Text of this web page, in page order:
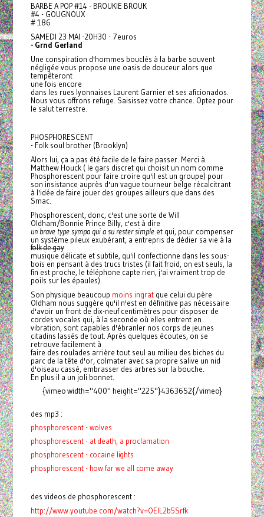
BARBE A POP #14 - BROUKIE BROUK
#4 - GOUGNOUX
# 186
SAMEDI 23 MAI -20H30 - 7euros
- Grnd Gerland
Une conspiration d'hommes bouclés à la barbe souvent
négligée vous propose une oasis de douceur alors que
tempêteront
une fois encore
dans les rues lyonnaises Laurent Garnier et ses aficionados.
Nous vous offrons refuge. Saisissez votre chance. Optez pour
le salut terrestre.
PHOSPHORESCENT
- Folk soul brother (Brooklyn)
Alors lui, ça a pas été facile de le faire passer. Merci à
Matthew Houck ( le gars discret qui choisit un nom comme
Phosphorescent pour faire croire qu'il est un groupe) pour
son insistance auprès d'un vague tourneur belge récalcitrant
à l'idée de faire jouer des groupes ailleurs que dans des
Smac.
Phosphorescent, donc, c'est une sorte de Will
Oldham/Bonnie Prince Billy, c'est à dire
un brave type sympa qui a su rester simpleet qui, pour compenser
un système pileux exubérant, a entrepris de dédier sa vie à la
folk de gay
musique délicate et subtile, qu'il confectionne dans les sous-
bois en pensant à des trucs tristes (il fait froid, on est seuls, la
fin est proche, le téléphone capte rien, j'ai vraiment trop de
poils sur les épaules).
Son physique beaucoup moins ingratque celui du père
Oldham nous suggère qu'il n'est en définitive pas nécessaire
d'avoir un front de dix-neuf centimètres pour disposer de
cordes vocales qui, à la seconde où elles entrent en
vibration, sont capables d'ébranler nos corps de jeunes
citadins lassés de tout. Après quelques écoutes, on se
retrouve facilement à
faire des roulades arrière tout seul au milieu des biches du
parc de la tête d'or, colmater avec sa propre salive un nid
d'oiseau cassé, embrasser des arbres sur la bouche.
En plus il a un joli bonnet.
{vimeo width="400" height="225"}4363652{/vimeo}
des mp3 :
phosphorescent - wolves
phosphorescent - at death, a proclamation
phosphorescent - cocaine lights
phosphorescent - how far we all come away
des videos de phosphorescent :
http://www.youtube.com/watch?v=OElL2b5Srfk